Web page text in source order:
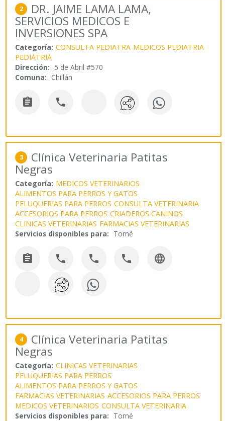
2 DR. JAIME LAMA LAMA,
SERVICIOS MEDICOS E
INVERSIONES SPA
Categoría: CONSULTA PEDIATRA MEDICOS PEDIATRIA
PEDIATRIA
Dirección: 5 de Abril #570
Comuna: Chillán
 
3 Clínica Veterinaria Patitas
Negras
Categoría: MEDICOS VETERINARIOS
ALIMENTOS PARA PERROS Y GATOS
PELUQUERIAS PARA PERROS CONSULTA VETERINARIA
ACCESORIOS PARA PERROS CRIADEROS CANINOS
CLINICAS VETERINARIAS FARMACIAS VETERINARIAS
Servicios disponibles para: Tomé
    
4 Clínica Veterinaria Patitas
Negras
Categoría: CLINICAS VETERINARIAS
PELUQUERIAS PARA PERROS
ALIMENTOS PARA PERROS Y GATOS
FARMACIAS VETERINARIAS ACCESORIOS PARA PERROS
MEDICOS VETERINARIOS CONSULTA VETERINARIA
Servicios disponibles para: Tomé